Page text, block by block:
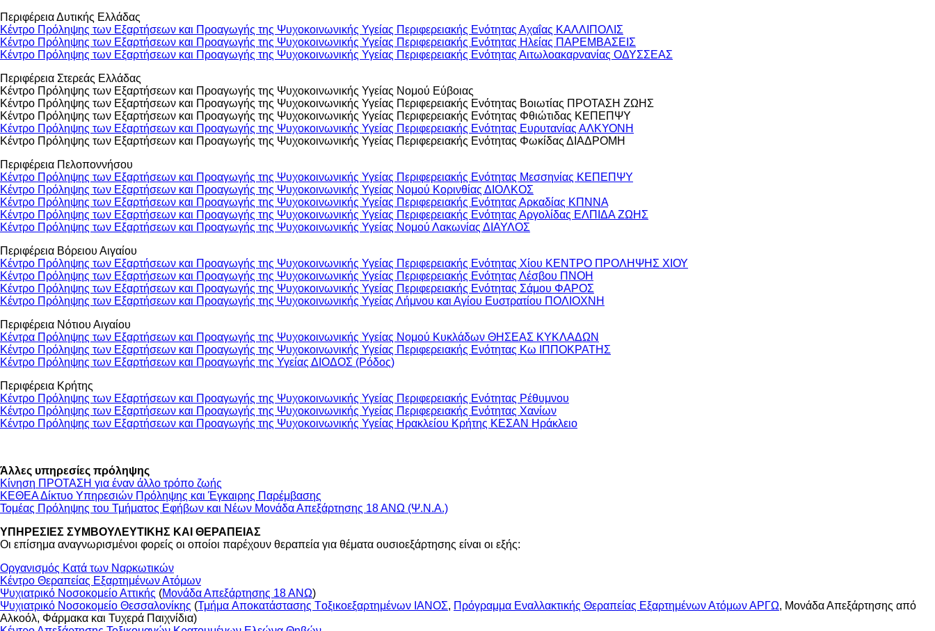
Περιφέρεια Δυτικής Ελλάδας
Κέντρο Πρόληψης των Εξαρτήσεων και Προαγωγής της Ψυχοκοινωνικής Υγείας Περιφερειακής Ενότητας Αχαΐας ΚΑΛΛΙΠΟΛΙΣ
Κέντρο Πρόληψης των Εξαρτήσεων και Προαγωγής της Ψυχοκοινωνικής Υγείας Περιφερειακής Ενότητας Ηλείας ΠΑΡΕΜΒΑΣΕΙΣ
Κέντρο Πρόληψης των Εξαρτήσεων και Προαγωγής της Ψυχοκοινωνικής Υγείας Περιφερειακής Ενότητας Αιτωλοακαρνανίας ΟΔΥΣΣΕΑΣ
Περιφέρεια Στερεάς Ελλάδας
Κέντρο Πρόληψης των Εξαρτήσεων και Προαγωγής της Ψυχοκοινωνικής Υγείας Νομού Εύβοιας
Κέντρο Πρόληψης των Εξαρτήσεων και Προαγωγής της Ψυχοκοινωνικής Υγείας Περιφερειακής Ενότητας Βοιωτίας ΠΡΟΤΑΣΗ ΖΩΗΣ
Κέντρο Πρόληψης των Εξαρτήσεων και Προαγωγής της Ψυχοκοινωνικής Υγείας Περιφερειακής Ενότητας Φθιώτιδας ΚΕΠΕΠΨΥ
Κέντρο Πρόληψης των Εξαρτήσεων και Προαγωγής της Ψυχοκοινωνικής Υγείας Περιφερειακής Ενότητας Ευρυτανίας ΑΛΚΥΟΝΗ
Κέντρο Πρόληψης των Εξαρτήσεων και Προαγωγής της Ψυχοκοινωνικής Υγείας Περιφερειακής Ενότητας Φωκίδας ΔΙΑΔΡΟΜΗ
Περιφέρεια Πελοποννήσου
Κέντρο Πρόληψης των Εξαρτήσεων και Προαγωγής της Ψυχοκοινωνικής Υγείας Περιφερειακής Ενότητας Μεσσηνίας ΚΕΠΕΠΨΥ
Κέντρο Πρόληψης των Εξαρτήσεων και Προαγωγής της Ψυχοκοινωνικής Υγείας Νομού Κορινθίας ΔΙΟΛΚΟΣ
Κέντρο Πρόληψης των Εξαρτήσεων και Προαγωγής της Ψυχοκοινωνικής Υγείας Περιφερειακής Ενότητας Αρκαδίας ΚΠΝΝΑ
Κέντρο Πρόληψης των Εξαρτήσεων και Προαγωγής της Ψυχοκοινωνικής Υγείας Περιφερειακής Ενότητας Αργολίδας ΕΛΠΙΔΑ ΖΩΗΣ
Κέντρο Πρόληψης των Εξαρτήσεων και Προαγωγής της Ψυχοκοινωνικής Υγείας Νομού Λακωνίας ΔΙΑΥΛΟΣ
Περιφέρεια Βόρειου Αιγαίου
Κέντρο Πρόληψης των Εξαρτήσεων και Προαγωγής της Ψυχοκοινωνικής Υγείας Περιφερειακής Ενότητας Χίου ΚΕΝΤΡΟ ΠΡΟΛΗΨΗΣ ΧΙΟΥ
Κέντρο Πρόληψης των Εξαρτήσεων και Προαγωγής της Ψυχοκοινωνικής Υγείας Περιφερειακής Ενότητας Λέσβου ΠΝΟΗ
Κέντρο Πρόληψης των Εξαρτήσεων και Προαγωγής της Ψυχοκοινωνικής Υγείας Περιφερειακής Ενότητας Σάμου ΦΑΡΟΣ
Κέντρο Πρόληψης των Εξαρτήσεων και Προαγωγής της Ψυχοκοινωνικής Υγείας Λήμνου και Αγίου Ευστρατίου ΠΟΛΙΟΧΝΗ
Περιφέρεια Νότιου Αιγαίου
Κέντρα Πρόληψης των Εξαρτήσεων και Προαγωγής της Ψυχοκοινωνικής Υγείας Νομού Κυκλάδων ΘΗΣΕΑΣ ΚΥΚΛΑΔΩΝ
Κέντρο Πρόληψης των Εξαρτήσεων και Προαγωγής της Ψυχοκοινωνικής Υγείας Περιφερειακής Ενότητας Κω ΙΠΠΟΚΡΑΤΗΣ
Κέντρο Πρόληψης των Εξαρτήσεων και Προαγωγής της Υγείας ΔΙΟΔΟΣ (Ρόδος)
Περιφέρεια Κρήτης
Κέντρο Πρόληψης των Εξαρτήσεων και Προαγωγής της Ψυχοκοινωνικής Υγείας Περιφερειακής Ενότητας Ρέθυμνου
Κέντρο Πρόληψης των Εξαρτήσεων και Προαγωγής της Ψυχοκοινωνικής Υγείας Περιφερειακής Ενότητας Χανίων
Κέντρο Πρόληψης των Εξαρτήσεων και Προαγωγής της Ψυχοκοινωνικής Υγείας Ηρακλείου Κρήτης ΚΕΣΑΝ Ηράκλειο
Άλλες υπηρεσίες πρόληψης
Κίνηση ΠΡΟΤΑΣΗ για έναν άλλο τρόπο ζωής
ΚΕΘΕΑ Δίκτυο Υπηρεσιών Πρόληψης και Έγκαιρης Παρέμβασης
Τομέας Πρόληψης του Τμήματος Εφήβων και Νέων Μονάδα Απεξάρτησης 18 ΑΝΩ (Ψ.Ν.Α.)
ΥΠΗΡΕΣΙΕΣ ΣΥΜΒΟΥΛΕΥΤΙΚΗΣ ΚΑΙ ΘΕΡΑΠΕΙΑΣ
Οι επίσημα αναγνωρισμένοι φορείς οι οποίοι παρέχουν θεραπεία για θέματα ουσιοεξάρτησης είναι οι εξής:
Οργανισμός Κατά των Ναρκωτικών
Κέντρο Θεραπείας Εξαρτημένων Ατόμων
Ψυχιατρικό Νοσοκομείο Αττικής (Μονάδα Απεξάρτησης 18 ΑΝΩ)
Ψυχιατρικό Νοσοκομείο Θεσσαλονίκης (Τμήμα Aποκατάστασης Tοξικοεξαρτημένων ΙΑΝΟΣ, Πρόγραμμα Εναλλακτικής Θεραπείας Εξαρτημένων Ατόμων ΑΡΓΩ, Μονάδα Απεξάρτησης από
Αλκοόλ, Φάρμακα και Τυχερά Παιχνίδια)